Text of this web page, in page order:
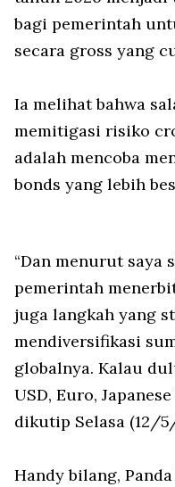
bagi pemerintah
secara gross yang
Ia melihat bahwa
memitigasi risiko
adalah mencoba
bonds yang lebih
“Dan menurut saya
pemerintah
juga langkah yang
mendiversifikasi
globalnya. Kalau
USD, Euro,
dikutip Selasa (12/
Handy bilang,